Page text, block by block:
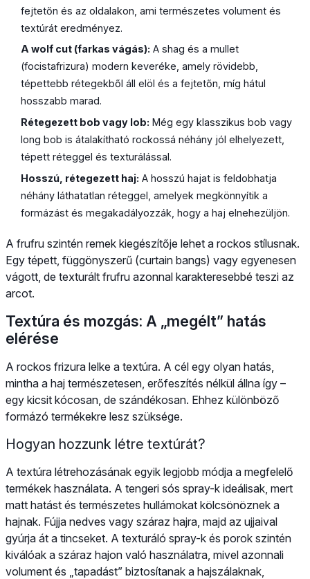
fejtetőn és az oldalakon, ami természetes volument és
textúrát eredményez.
A wolf cut (farkas vágás): A shag és a mullet
(focistafrizura) modern keveréke, amely rövidebb,
tépettebb rétegekből áll elöl és a fejtetőn, míg hátul
hosszabb marad.
Rétegezett bob vagy lob: Még egy klasszikus bob vagy
long bob is átalakítható rockossá néhány jól elhelyezett,
tépett réteggel és texturálással.
Hosszú, rétegezett haj: A hosszú hajat is feldobhatja
néhány láthatatlan réteggel, amelyek megkönnyítik a
formázást és megakadályozzák, hogy a haj elnehezüljön.
A frufru szintén remek kiegészítője lehet a rockos stílusnak.
Egy tépett, függönyszerű (curtain bangs) vagy egyenesen
vágott, de texturált frufru azonnal karakteresebbé teszi az
arcot.
Textúra és mozgás: A „megélt” hatás
elérése
A rockos frizura lelke a textúra. A cél egy olyan hatás,
mintha a haj természetesen, erőfeszítés nélkül állna így –
egy kicsit kócosan, de szándékosan. Ehhez különböző
formázó termékekre lesz szüksége.
Hogyan hozzunk létre textúrát?
A textúra létrehozásának egyik legjobb módja a megfelelő
termékek használata. A tengeri sós spray-k ideálisak, mert
matt hatást és természetes hullámokat kölcsönöznek a
hajnak. Fújja nedves vagy száraz hajra, majd az ujjaival
gyúrja át a tincseket. A texturáló spray-k és porok szintén
kiválóak a száraz hajon való használatra, mivel azonnali
volument és „tapadást” biztosítanak a hajszálaknak,